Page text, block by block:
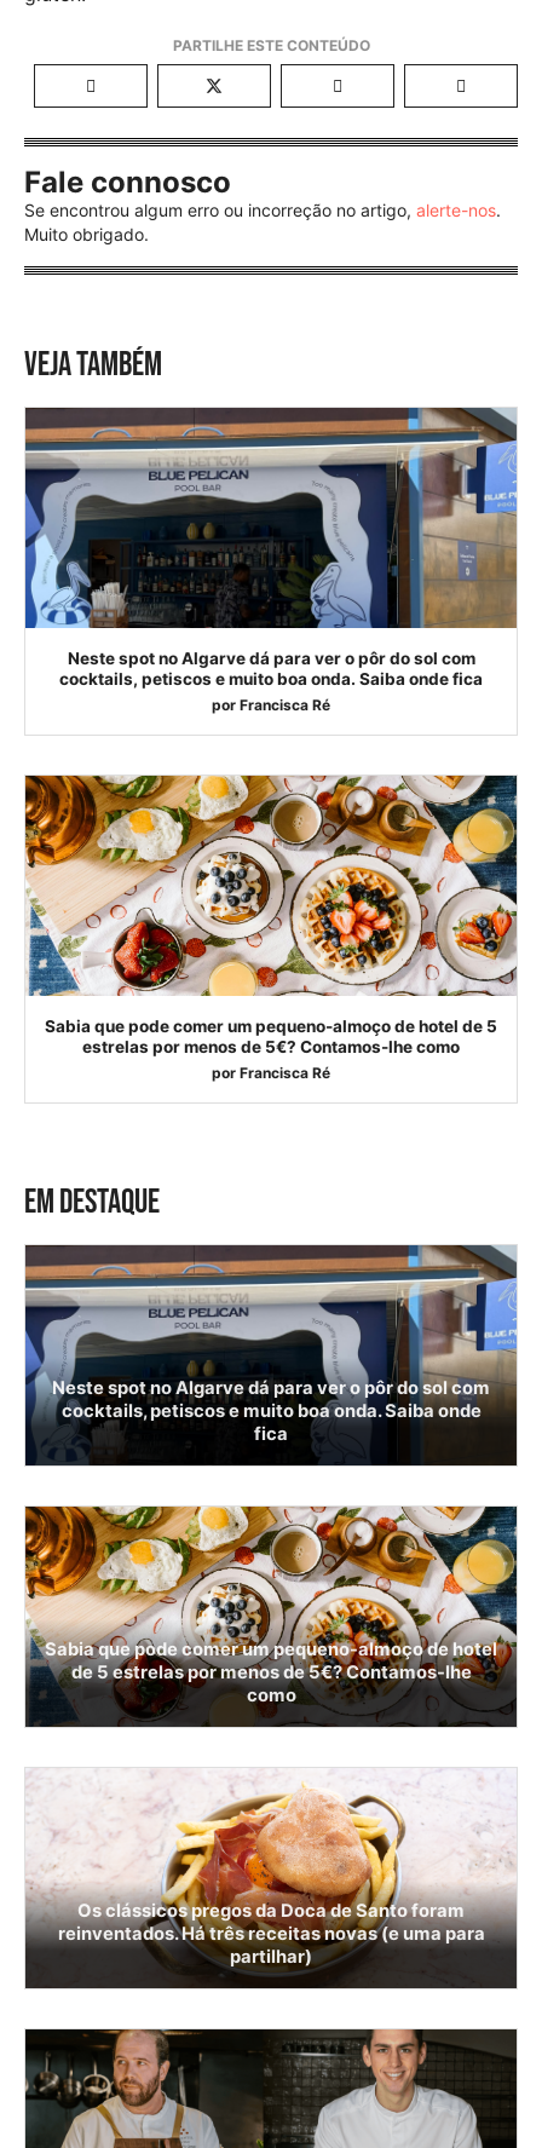
Fale connosco
Se encontrou algum erro ou incorreção no artigo, alerte-nos.
Muito obrigado.
VEJA TAMBÉM
Neste spot no Algarve dá para ver o pôr do sol com
cocktails, petiscos e muito boa onda. Saiba onde fica
por Francisca Ré
Sabia que pode comer um pequeno-almoço de hotel de 5
estrelas por menos de 5€? Contamos-lhe como
por Francisca Ré
EM DESTAQUE
Neste spot no Algarve dá para ver o pôr do sol com
cocktails, petiscos e muito boa onda. Saiba onde
fica
Sabia que pode comer um pequeno-almoço de hotel
de 5 estrelas por menos de 5€? Contamos-lhe
como
Os clássicos pregos da Doca de Santo foram
reinventados. Há três receitas novas (e uma para
partilhar)